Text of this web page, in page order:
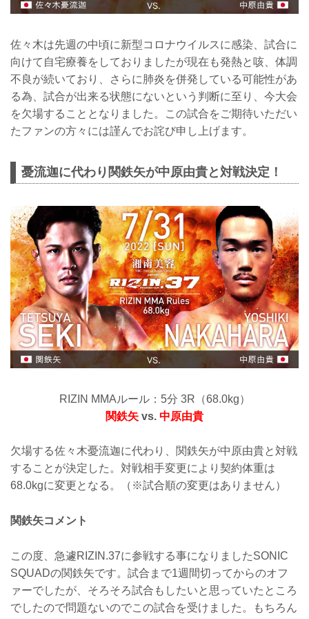
佐々木は先週の中頃に新型コロナウイルスに感染、試合に
向けて自宅療養をしておりましたが現在も発熱と咳、体調
不良が続いており、さらに肺炎を併発している可能性があ
る為、試合が出来る状態にないという判断に至り、今大会
を欠場することとなりました。この試合をご期待いただい
たファンの方々には謹んでお詫び申し上げます。
憂流迦に代わり関鉄矢が中原由貴と対戦決定！
RIZIN MMAルール：5分 3R（68.0kg）
関鉄矢 vs. 中原由貴
欠場する佐々木憂流迦に代わり、関鉄矢が中原由貴と対戦
することが決定した。対戦相手変更により契約体重は
68.0kgに変更となる。（※試合順の変更はありません）
関鉄矢コメント
この度、急遽RIZIN.37に参戦する事になりましたSONIC
SQUADの関鉄矢です。試合まで1週間切ってからのオフ
ァーでしたが、そろそろ試合もしたいと思っていたところ
でしたので問題ないのでこの試合を受けました。もちろん